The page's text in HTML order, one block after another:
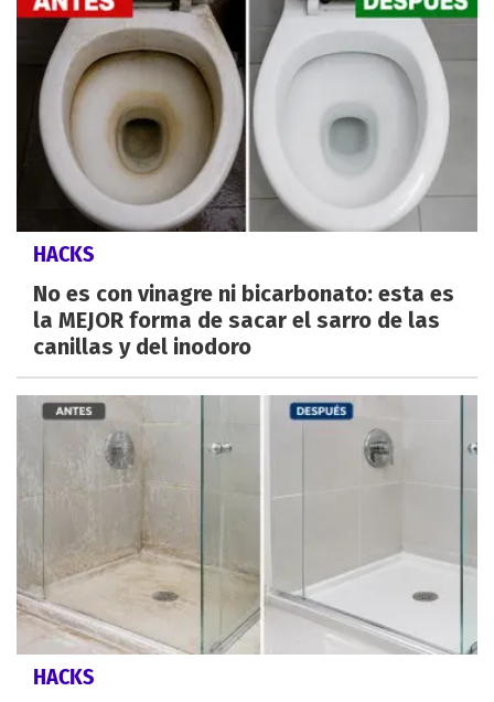
HACKS
No es con vinagre ni bicarbonato: esta es
la MEJOR forma de sacar el sarro de las
canillas y del inodoro
HACKS